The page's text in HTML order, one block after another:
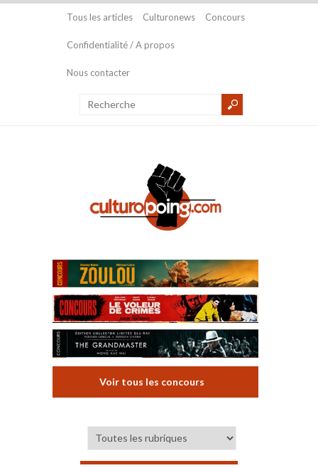
Tous les articles Culturonews Concours
Confidentialité / A propos
Nous contacter
Voir tous les concours